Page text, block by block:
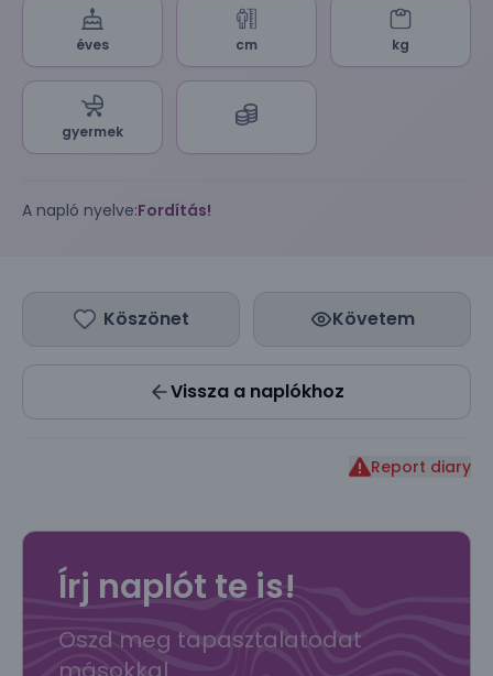
éves cm kg
gyermek
A napló nyelve:Fordítás!
Köszönet Követem
Vissza a naplókhoz
Report diary
Írj naplót te is!
Oszd meg tapasztalatodat